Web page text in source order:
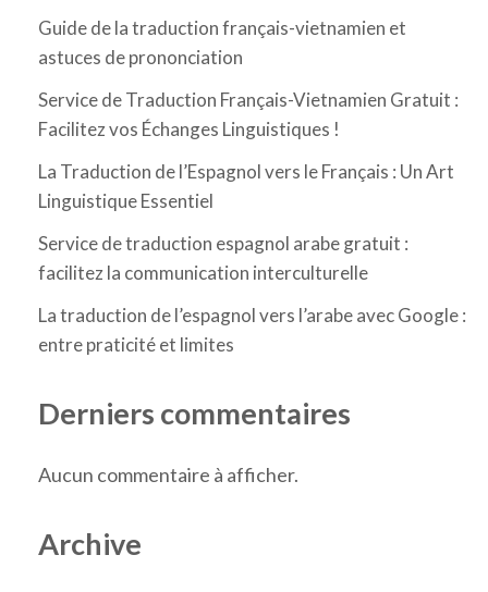
Guide de la traduction français-vietnamien et
astuces de prononciation
Service de Traduction Français-Vietnamien Gratuit :
Facilitez vos Échanges Linguistiques !
La Traduction de l’Espagnol vers le Français : Un Art
Linguistique Essentiel
Service de traduction espagnol arabe gratuit :
facilitez la communication interculturelle
La traduction de l’espagnol vers l’arabe avec Google :
entre praticité et limites
Derniers commentaires
Aucun commentaire à afficher.
Archive